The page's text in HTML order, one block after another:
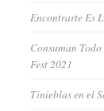
Encontrarte Es
Consuman
Fest 2021
Tinieblas en el